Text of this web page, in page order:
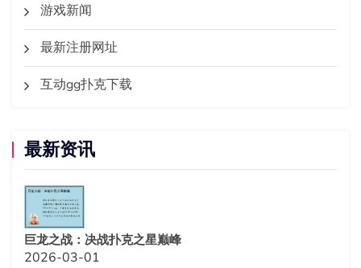
游戏新闻
最新注册网址
互动gg扑克下载
最新资讯
巨龙之战：决战扑克之星巅峰
2026-03-01